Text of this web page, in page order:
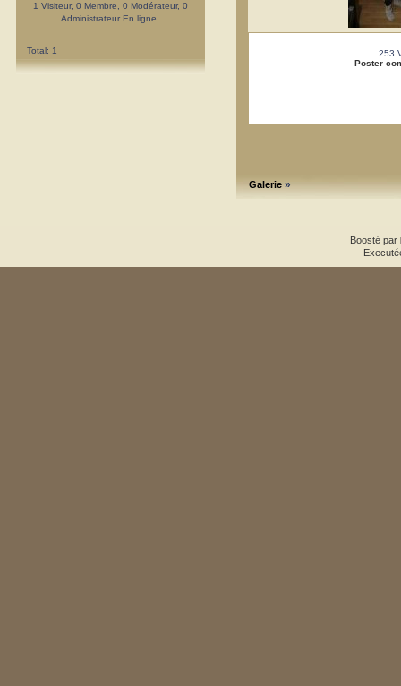
1 Visiteur, 0 Membre, 0 Modérateur, 0
Administrateur En ligne.
Total: 1
253
Poster
Galerie»
Boosté par